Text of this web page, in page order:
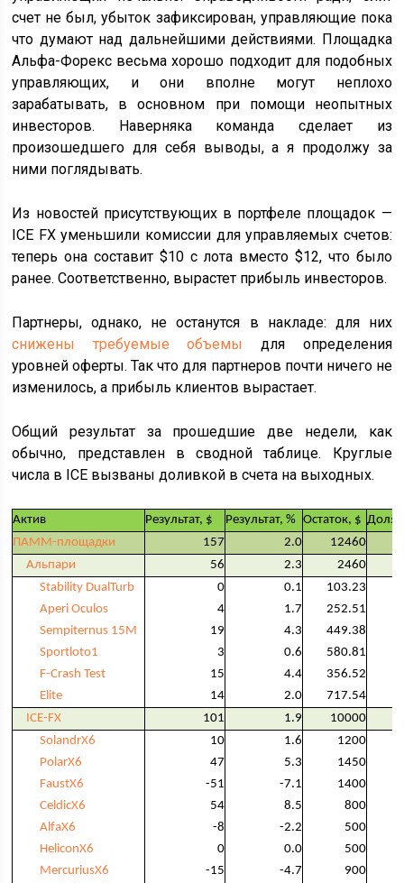
счет не был, убыток зафиксирован, управляющие пока
что думают над дальнейшими действиями. Площадка
Альфа-Форекс весьма хорошо подходит для подобных
управляющих, и они вполне могут неплохо
зарабатывать, в основном при помощи неопытных
инвесторов. Наверняка команда сделает из
произошедшего для себя выводы, а я продолжу за
ними поглядывать.
Из новостей присутствующих в портфеле площадок —
ICE FX уменьшили комиссии для управляемых счетов:
теперь она составит $10 с лота вместо $12, что было
ранее. Соответственно, вырастет прибыль инвесторов.
Партнеры, однако, не останутся в накладе: для них
снижены требуемые объемы для определения
уровней оферты. Так что для партнеров почти ничего не
изменилось, а прибыль клиентов вырастает.
Общий результат за прошедшие две недели, как
обычно, представлен в сводной таблице. Круглые
числа в ICE вызваны доливкой в счета на выходных.
Актив Результат, $ Результат, % Остаток, $ Доля,
ПАММ-площадки
157 2.0
12460
Альпари
56 2.3
2460
Stability DualTurb
0 0.1
103.23
Aperi Oculos
4 1.7
252.51
Sempiternus 15M
19 4.3
449.38
Sportloto1
3 0.6
580.81
F-Crash Test
15 4.4
356.52
Elite
14 2.0
717.54
ICE-FX
101 1.9
10000
SolandrX6
10 1.6
1200
PolarX6
47 5.3
1450
FaustX6
-51 -7.1
1400
CeldicX6
54 8.5
800
AlfaX6
-8 -2.2
500
HeliconX6
0 0.0
500
MercuriusX6
-15 -4.7
900